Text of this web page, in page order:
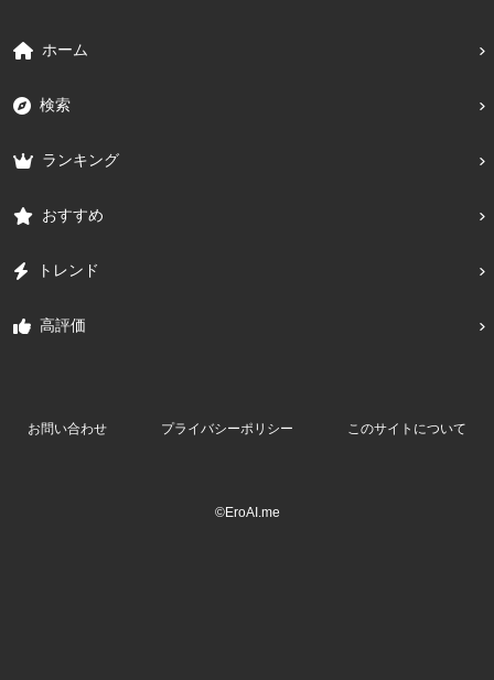
ホーム
検索
ランキング
おすすめ
トレンド
高評価
お問い合わせ プライバシーポリシー このサイトについて
©EroAI.me